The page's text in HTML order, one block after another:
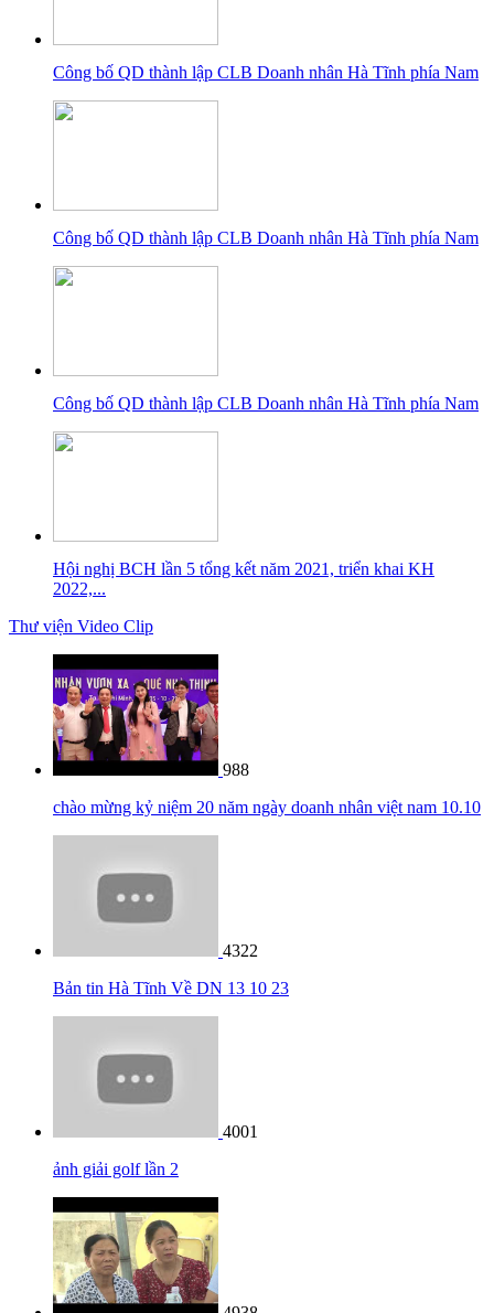
Công bố QD thành lập CLB Doanh nhân Hà Tĩnh phía Nam
Công bố QD thành lập CLB Doanh nhân Hà Tĩnh phía Nam
Công bố QD thành lập CLB Doanh nhân Hà Tĩnh phía Nam
Hội nghị BCH lần 5 tổng kết năm 2021, triển khai KH
2022,...
Thư viện Video Clip
988
chào mừng kỷ niệm 20 năm ngày doanh nhân việt nam 10.10
4322
Bản tin Hà Tĩnh Về DN 13 10 23
4001
ảnh giải golf lần 2